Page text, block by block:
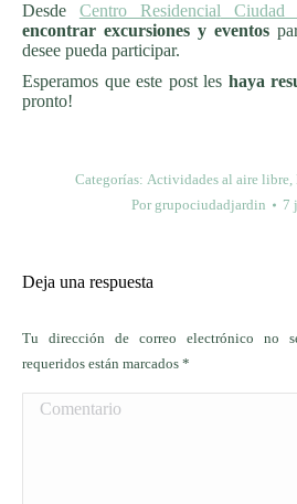
Desde Centro Residencial
encontrar excursiones y eventos
desee pueda participar.
Esperamos que este post les haya
pronto!
Categorías: Actividades al aire libre,
Por grupociudadjardin 7
Deja una respuesta
Tu dirección de correo electrónico no
requeridos están marcados *
Comentario